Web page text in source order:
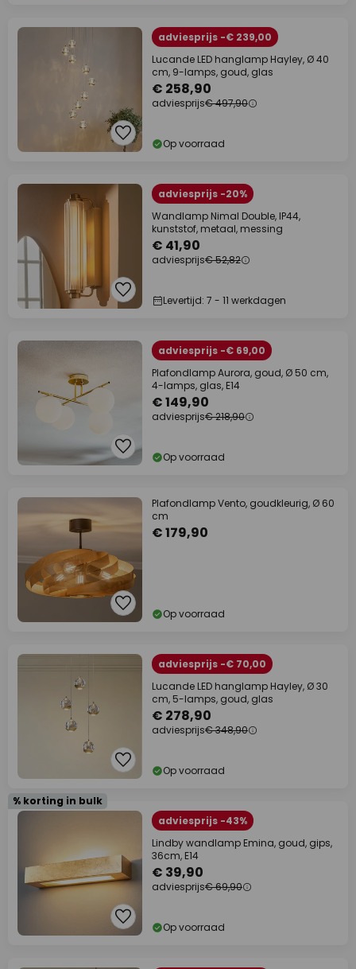
adviesprijs -€ 239,00
Lucande LED hanglamp Hayley, Ø 40
cm, 9-lamps, goud, glas
€ 258,90
adviesprijs€ 497,90
Op voorraad
adviesprijs -20%
Wandlamp Nimal Double, IP44,
kunststof, metaal, messing
€ 41,90
adviesprijs€ 52,82
Levertijd: 7 - 11 werkdagen
adviesprijs -€ 69,00
Plafondlamp Aurora, goud, Ø 50 cm,
4-lamps, glas, E14
€ 149,90
adviesprijs€ 218,90
Op voorraad
Plafondlamp Vento, goudkleurig, Ø 60
cm
€ 179,90
Op voorraad
adviesprijs -€ 70,00
Lucande LED hanglamp Hayley, Ø 30
cm, 5-lamps, goud, glas
€ 278,90
adviesprijs€ 348,90
Op voorraad
% korting in bulk
adviesprijs -43%
Lindby wandlamp Emina, goud, gips,
36cm, E14
€ 39,90
adviesprijs€ 69,90
Op voorraad